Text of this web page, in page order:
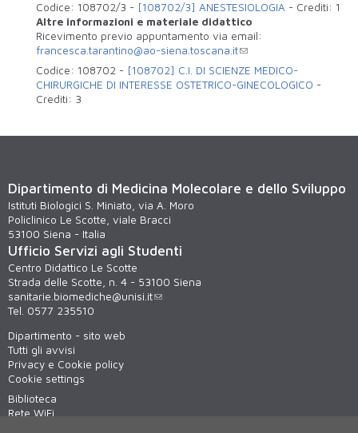
Codice: 108702/3 - [108702/3] ANESTESIOLOGIA - Crediti: 1
Altre informazioni e materiale didattico
Ricevimento previo appuntamento via email:
francesca.tarantino@ao-siena.toscana.it
Codice: 108702 - [108702] C.I. DI SCIENZE MEDICO-
CHIRURGICHE DI INTERESSE OSTETRICO-GINECOLOGICO -
Crediti: 3
Dipartimento di Medicina Molecolare e dello Sviluppo
Istituti Biologici S. Miniato, via A. Moro
Policlinico Le Scotte, viale Bracci
53100 Siena - Italia
Ufficio Servizi agli Studenti
Centro Didattico Le Scotte
Strada delle Scotte, n. 4 - 53100 Siena
sanitarie.biomediche@unisi.it
Tel. 0577 235510
Dipartimento - sito web
Tutti gli avvisi
Privacy e Cookie policy
Cookie settings
Biblioteca
Rete WiFi